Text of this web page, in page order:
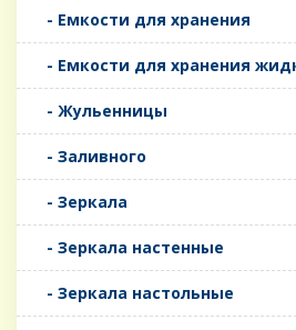
- Емкости для хранения
- Емкости для хранения
- Жульенницы
- Заливного
- Зеркала
- Зеркала настенные
- Зеркала настольные